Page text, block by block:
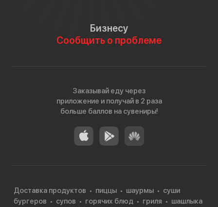
В Беларуси курицу тандури готовят чаще всего в
духовке или на гриле. А подавать это сочное мясо
можно с любым гарниром или салатом, а также
добавлять в начинку, например, в лепёшки.
Бизнесу
Сообщить о проблеме
Заказывай еду через
приложение и получай в 2 раза
больше баллов на сувениры!
Доставка продуктов пиццы шаурмы
суши
бургеров
супов горячих блюд гриля
шашлыка